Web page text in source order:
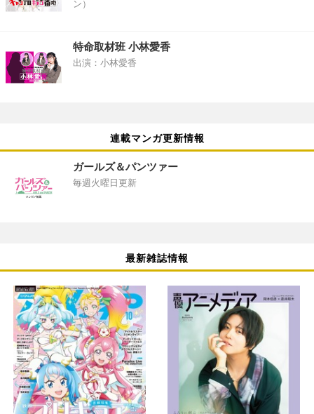
ン）
特命取材班 小林愛香
出演：小林愛香
連載マンガ更新情報
ガールズ＆パンツァー
毎週火曜日更新
最新雑誌情報